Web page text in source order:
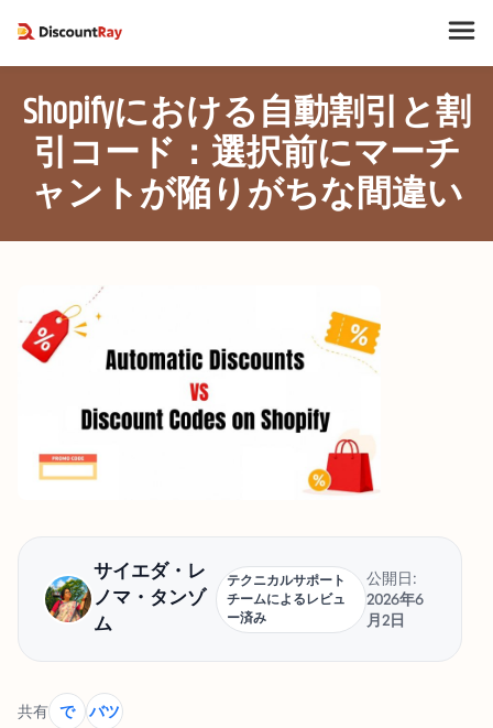
Shopifyにおける自動割引と割
引コード：選択前にマーチ
ャントが陥りがちな間違い
サイエダ・レ
ノマ・タンゾ
ム
テクニカルサポート
チームによるレビュ
ー済み
公開日:
2026年6
月2日
共有 で バツ